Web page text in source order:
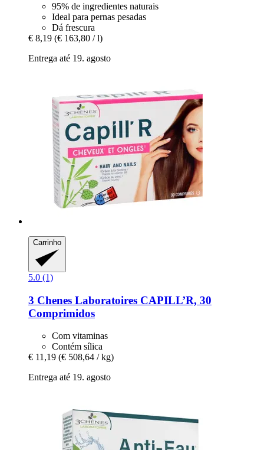
95% de ingredientes naturais
Ideal para pernas pesadas
Dá frescura
€ 8,19 (€ 163,80 / l)
Entrega até 19. agosto
Carrinho
5.0 (1)
3 Chenes Laboratoires CAPILL’R, 30
Comprimidos
Com vitaminas
Contém sílica
€ 11,19 (€ 508,64 / kg)
Entrega até 19. agosto